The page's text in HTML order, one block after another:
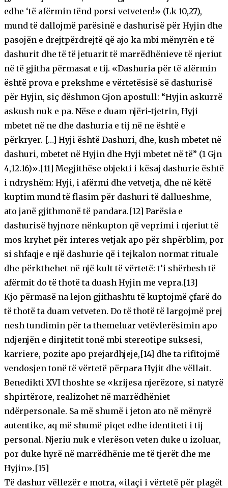
edhe ‘të afërmin tënd porsi vetveten!» (Lk 10,27),
mund të dallojmë parësinë e dashurisë për Hyjin dhe
pasojën e drejtpërdrejtë që ajo ka mbi mënyrën e të
dashurit dhe të të jetuarit të marrëdhënieve të njeriut
në të gjitha përmasat e tij. «Dashuria për të afërmin
është prova e prekshme e vërtetësisë së dashurisë
për Hyjin, siç dëshmon Gjon apostull: “Hyjin askurrë
askush nuk e pa. Nëse e duam njëri-tjetrin, Hyji
mbetet në ne dhe dashuria e tij në ne është e
përkryer. […] Hyji është Dashuri, dhe, kush mbetet në
dashuri, mbetet në Hyjin dhe Hyji mbetet në të” (1 Gjn
4,12.16)».[11] Megjithëse objekti i kësaj dashurie është
i ndryshëm: Hyji, i afërmi dhe vetvetja, dhe në këtë
kuptim mund të flasim për dashuri të dallueshme,
ato janë gjithmonë të pandara.[12] Parësia e
dashurisë hyjnore nënkupton që veprimi i njeriut të
mos kryhet për interes vetjak apo për shpërblim, por
si shfaqje e një dashurie që i tejkalon normat rituale
dhe përkthehet në një kult të vërtetë: t’i shërbesh të
afërmit do të thotë ta duash Hyjin me vepra.[13]
Kjo përmasë na lejon gjithashtu të kuptojmë çfarë do
të thotë ta duam vetveten. Do të thotë të largojmë prej
nesh tundimin për ta themeluar vetëvlerësimin apo
ndjenjën e dinjitetit tonë mbi stereotipe suksesi,
karriere, pozite apo prejardhjeje,[14] dhe ta rifitojmë
vendosjen tonë të vërtetë përpara Hyjit dhe vëllait.
Benedikti XVI thoshte se «krijesa njerëzore, si natyrë
shpirtërore, realizohet në marrëdhëniet
ndërpersonale. Sa më shumë i jeton ato në mënyrë
autentike, aq më shumë piqet edhe identiteti i tij
personal. Njeriu nuk e vlerëson veten duke u izoluar,
por duke hyrë në marrëdhënie me të tjerët dhe me
Hyjin».[15]
Të dashur vëllezër e motra, «ilaçi i vërtetë për plagët